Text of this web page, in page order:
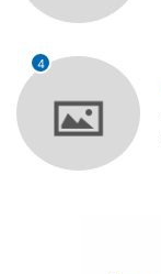
4